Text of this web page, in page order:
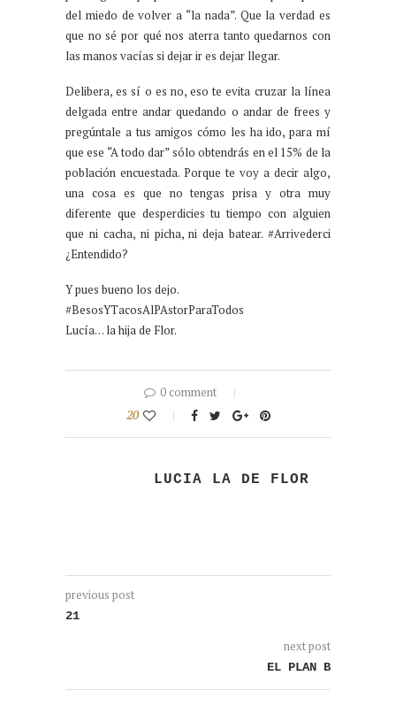
del miedo de volver a “la nada”. Que la verdad es
que no sé por qué nos aterra tanto quedarnos con
las manos vacías si dejar ir es dejar llegar.
Delibera, es sí o es no, eso te evita cruzar la línea
delgada entre andar quedando o andar de frees y
pregúntale a tus amigos cómo les ha ido, para mí
que ese “A todo dar” sólo obtendrás en el 15% de la
población encuestada. Porque te voy a decir algo,
una cosa es que no tengas prisa y otra muy
diferente que desperdicies tu tiempo con alguien
que ni cacha, ni picha, ni deja batear. #Arrivederci
¿Entendido?
Y pues bueno los dejo.
#BesosYTacosAlPAstorParaTodos
Lucía… la hija de Flor.
0 comment
20
LUCIA LA DE FLOR
previous post
21
next post
EL PLAN B